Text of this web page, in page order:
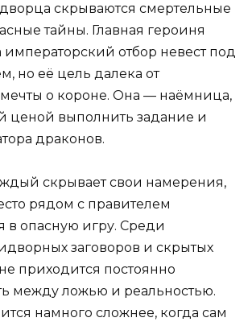
скрываются смертельные
тайны. Главная героиня
императорский отбор невест под
но её цель далека от
о короне. Она — наёмница,
ценой выполнить задание и
драконов.
скрывает свои намерения,
рядом с правителем
в опасную игру. Среди
заговоров и скрытых
приходится постоянно
между ложью и реальностью.
намного сложнее, когда сам